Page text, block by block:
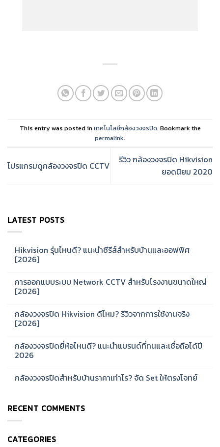
This entry was posted inเทคโนโลยีกล้องวงจรปิด. Bookmark the
permalink.
โปรแกรมดูกล้องวงจรปิด CCTV
รีวิว กล้องวงจรปิด Hikvision
ยอดนิยม 2020
LATEST POSTS
Hikvision รุ่นไหนดี? แนะนำซีรีส์สำหรับบ้านและออฟฟิศ
[2026]
on
Hikvision
รุ่น
แนะนำ
ซี
รีส์
และ
ออฟฟิศ
[2026]
การออกแบบระบบ Network CCTV สำหรับโรงงานขนาดใหญ่
[2026]
on
การ
ออกแบบ
CCTV
สำหรับ
โรงงาน
[2026]
กล้องวงจรปิด Hikvision ดีไหม? รีวิวจากการใช้งานจริง
[2026]
on
กล้อง
วงจรปิด
ไหม?
งาน
[2026]
กล้องวงจรปิดยี่ห้อไหนดี? แนะนำแบรนด์ที่ทนและเชื่อถือได้ปี
2026
on
ดี?
แบรนด์
ทน
และ
กล้องวงจรปิดสำหรับบ้านราคาเท่าไร? จัด Set ให้ตรงโจทย์
กล้อง
วงจรปิด
สำหรับ
เท่าไร?
RECENT COMMENTS
CATEGORIES